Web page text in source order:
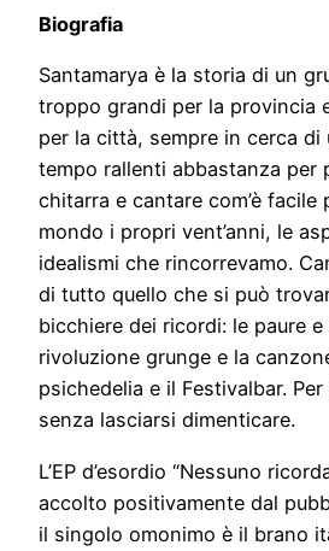
Biografia
Santamarya è la storia di un
troppo grandi per la provincia
per la città, sempre in cerca di
tempo rallenti abbastanza per
chitarra e cantare com’è facile
mondo i propri vent’anni, le
idealismi che rincorrevamo.
di tutto quello che si può
bicchiere dei ricordi: le paure
rivoluzione grunge e la
psichedelia e il Festivalbar.
senza lasciarsi dimenticare.
L’EP d’esordio “Nessuno
accolto positivamente dal
il singolo omonimo è il brano